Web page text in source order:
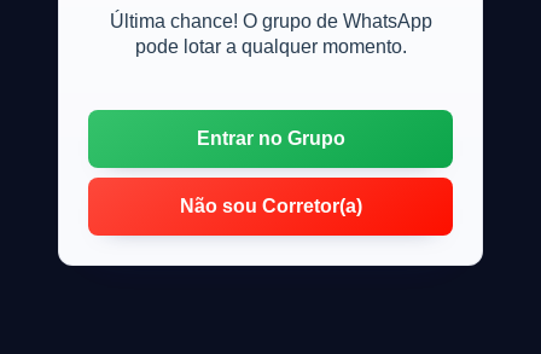
Última chance! O grupo de WhatsApp
pode lotar a qualquer momento.
Entrar no Grupo
Não sou Corretor(a)